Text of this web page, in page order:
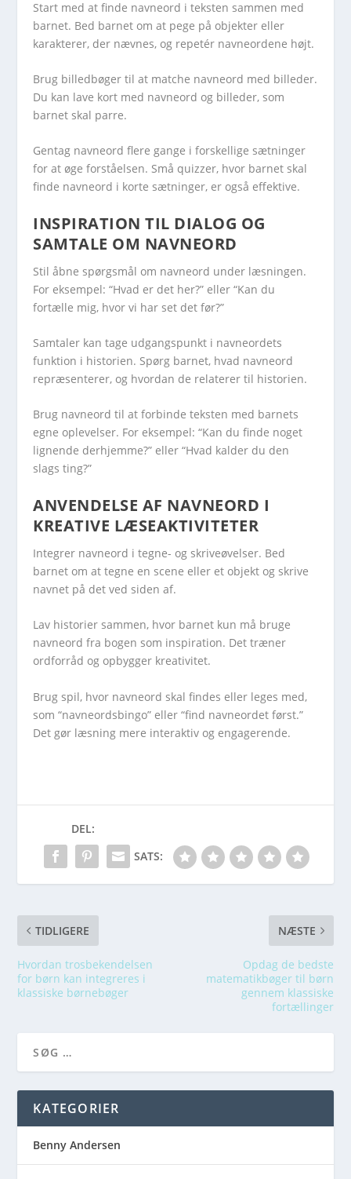
Start med at finde navneord i teksten sammen med
barnet. Bed barnet om at pege på objekter eller
karakterer, der nævnes, og repetér navneordene højt.
Brug billedbøger til at matche navneord med billeder.
Du kan lave kort med navneord og billeder, som
barnet skal parre.
Gentag navneord flere gange i forskellige sætninger
for at øge forståelsen. Små quizzer, hvor barnet skal
finde navneord i korte sætninger, er også effektive.
INSPIRATION TIL DIALOG OG
SAMTALE OM NAVNEORD
Stil åbne spørgsmål om navneord under læsningen.
For eksempel: “Hvad er det her?” eller “Kan du
fortælle mig, hvor vi har set det før?”
Samtaler kan tage udgangspunkt i navneordets
funktion i historien. Spørg barnet, hvad navneord
repræsenterer, og hvordan de relaterer til historien.
Brug navneord til at forbinde teksten med barnets
egne oplevelser. For eksempel: “Kan du finde noget
lignende derhjemme?” eller “Hvad kalder du den
slags ting?”
ANVENDELSE AF NAVNEORD I
KREATIVE LÆSEAKTIVITETER
Integrer navneord i tegne- og skriveøvelser. Bed
barnet om at tegne en scene eller et objekt og skrive
navnet på det ved siden af.
Lav historier sammen, hvor barnet kun må bruge
navneord fra bogen som inspiration. Det træner
ordforråd og opbygger kreativitet.
Brug spil, hvor navneord skal findes eller leges med,
som “navneordsbingo” eller “find navneordet først.”
Det gør læsning mere interaktiv og engagerende.
DEL:
SATS:
TIDLIGERE
Hvordan trosbekendelsen
for børn kan integreres i
klassiske børnebøger
NÆSTE
Opdag de bedste
matematikbøger til børn
gennem klassiske
fortællinger
KATEGORIER
Benny Andersen